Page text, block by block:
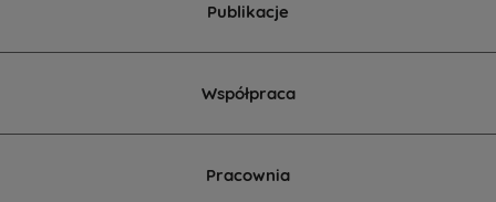
Publikacje
Współpraca
Pracownia